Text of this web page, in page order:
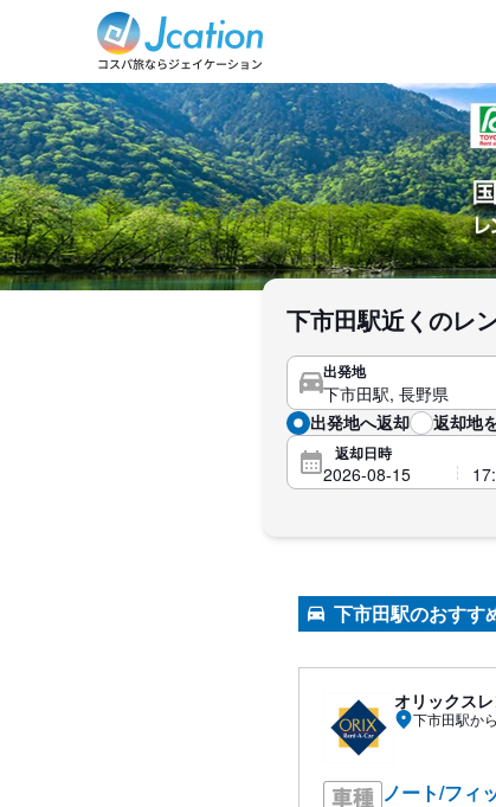
下市田駅近くのレ
出発地
出発地へ返却 返却地
返却日時
下市田駅のおすす
オリックス
下市田駅か
ノート/フィ